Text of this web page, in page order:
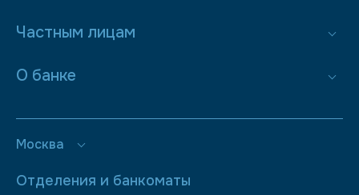
Частным лицам
О банке
Москва
Отделения и банкоматы